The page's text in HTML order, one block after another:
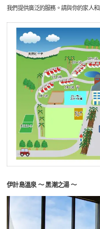
我們提供廣泛的服務。請與你的家人
伊計島溫泉 〜 黑潮之湯 〜